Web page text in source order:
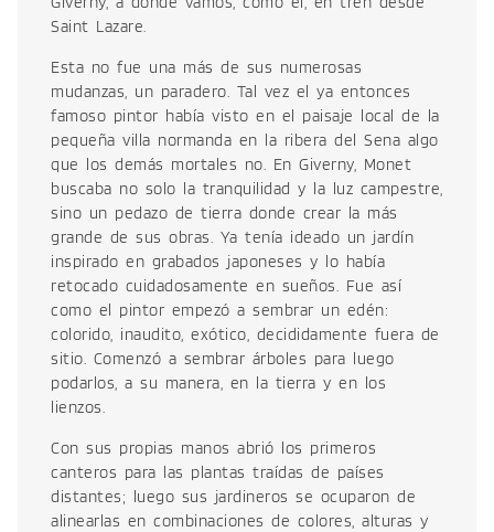
Saint Lazare.
Esta no fue una más de sus numerosas
mudanzas, un paradero. Tal vez el ya entonces
famoso pintor había visto en el paisaje local de la
pequeña villa normanda en la ribera del Sena algo
que los demás mortales no. En Giverny, Monet
buscaba no solo la tranquilidad y la luz campestre,
sino un pedazo de tierra donde crear la más
grande de sus obras. Ya tenía ideado un jardín
inspirado en grabados japoneses y lo había
retocado cuidadosamente en sueños. Fue así
como el pintor empezó a sembrar un edén:
colorido, inaudito, exótico, decididamente fuera de
sitio. Comenzó a sembrar árboles para luego
podarlos, a su manera, en la tierra y en los
lienzos.
Con sus propias manos abrió los primeros
canteros para las plantas traídas de países
distantes; luego sus jardineros se ocuparon de
alinearlas en combinaciones de colores, alturas y